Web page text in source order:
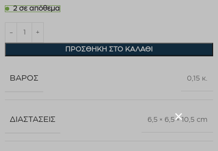
2 σε απόθεμα
ΠΡΟΣΘΉΚΗ ΣΤΟ ΚΑΛΆΘΙ
ΒΆΡΟΣ 0,15 κ.
ΔΙΑΣΤΆΣΕΙΣ 6,5 × 6,5 × 10,5 cm